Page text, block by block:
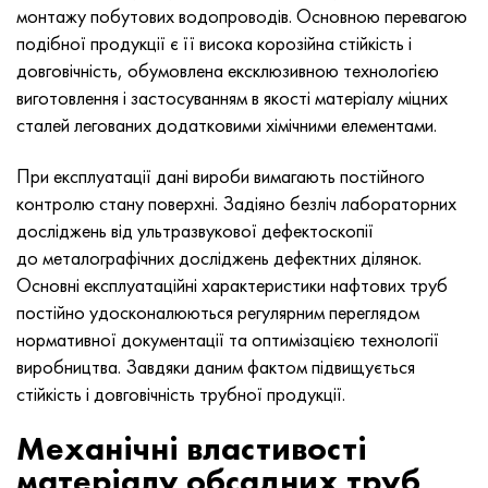
монтажу побутових водопроводів. Основною перевагою
подібної продукції є її висока корозійна стійкість і
довговічність, обумовлена ексклюзивною технологією
виготовлення і застосуванням в якості матеріалу міцних
сталей легованих додатковими хімічними елементами.
При експлуатації дані вироби вимагають постійного
контролю стану поверхні. Задіяно безліч лабораторних
досліджень від ультразвукової дефектоскопії
до металографічних досліджень дефектних ділянок.
Основні експлуатаційні характеристики нафтових труб
постійно удосконалюються регулярним переглядом
нормативної документації та оптимізацією технології
виробництва. Завдяки даним фактом підвищується
стійкість і довговічність трубної продукції.
Механічні властивості
MP159
Multimet n155
Никрофер 5923 hMo
Никрофер 6030
Нитроник 40
Нитроник 50
Нитроник 60
Нитроник 75
Нимоник 80а
Стрічка, коло, дріт 56ДГНХ
Стрічка 68НХВКТЮ
труба 79НМ
Стрічка, коло, дріт 80НМ
80НМВ-ВІ
80НХС
81НМА
Види прецизійних сплавів
термобіметалів
Лист, круг, дріт ХН73МБТЮ
Труба ХН70Ю
Труба ХН75МБТЮ
Лист, круг, дріт ХН75ТБЮ
Лист, круг, дріт ХН77ТЮ
труба ХН77ТЮР
труба ХН78Т
Лист, круг, дріт ХН80ТБЮ
Лист, круг, дріт Н65М
5B
ТЛ5
АТ-6
МС-6
14 титан
СП -17
40 титан
1.4567 - aisi 304Cu
1.4570 - aisi303Cu
1.4574 - Alloy PH 15-7 Mo®
1.4580 - aisi 316Cb
1.4597 - aisi 204Cu
Сплав 28 - 1.4563
Сплав 31 - 1.4562
Сплав 254smo® - 1.4547
Сплав 926 - 1.4529
15Х16Н2АМ
18Х11МНФБ
18Х12ВМБФР
20Х12ВНМФ
20Х3МВФ
21НКМТ
37Х12Н8Г8МФБ
40Х10С2М
40Х9С2
30Х, aisi 5130, 30h
30хгс, 30hgs
30ХГСА, 30hgsa
30хгсн2а, 30hgsna
30хн2ма, 30CrNiMo8
30хн3а, 31nicr14
34хн3ма, 36NiCrMo16, 35NiCrMo16
35hgs, 35хгс
35hgsa, 35ХГСА